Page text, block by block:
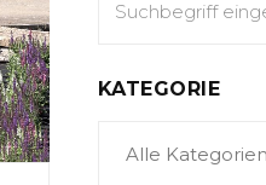
KATEGORIE